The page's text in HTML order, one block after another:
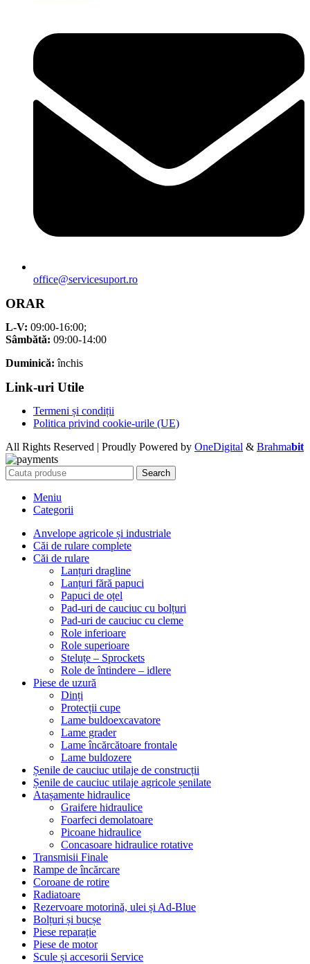
office@servicesuport.ro
ORAR
L-V: 09:00-16:00;
Sâmbătă: 09:00-14:00
Duminică: închis
Link-uri Utile
Termeni și condiții
Politica privind cookie-urile (UE)
All Rights Reserved | Proudly Powered by OneDigital & Brahmabit
Search
Meniu
Categorii
Anvelope agricole și industriale
Căi de rulare complete
Căi de rulare
Lanțuri dragline
Lanțuri fără papuci
Papuci de oțel
Pad-uri de cauciuc cu bolțuri
Pad-uri de cauciuc cu cleme
Role inferioare
Role superioare
Steluțe – Sprockets
Role de întindere – idlere
Piese de uzură
Dinți
Protecții cupe
Lame buldoexcavatore
Lame grader
Lame încărcătoare frontale
Lame buldozere
Șenile de cauciuc utilaje de construcții
Șenile de cauciuc utilaje agricole șenilate
Atașamente hidraulice
Graifere hidraulice
Foarfeci demolatoare
Picoane hidraulice
Concasoare hidraulice rotative
Transmisii Finale
Rampe de încărcare
Coroane de rotire
Radiatoare
Rezervoare motorină, ulei și Ad-Blue
Bolțuri și bucșe
Piese reparație
Piese de motor
Scule și accesorii Service